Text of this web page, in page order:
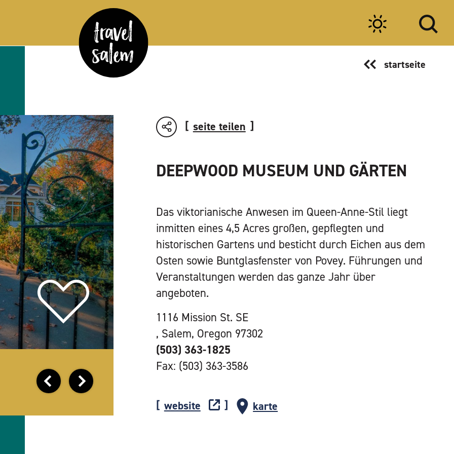
startseite
seite teilen
DEEPWOOD MUSEUM UND GÄRTEN
Das viktorianische Anwesen im Queen-Anne-Stil liegt
inmitten eines 4,5 Acres großen, gepflegten und
historischen Gartens und besticht durch Eichen aus dem
Osten sowie Buntglasfenster von Povey. Führungen und
Veranstaltungen werden das ganze Jahr über
angeboten.
1116 Mission St. SE
, Salem, Oregon 97302
(503) 363-1825
Fax: (503) 363-3586
website karte